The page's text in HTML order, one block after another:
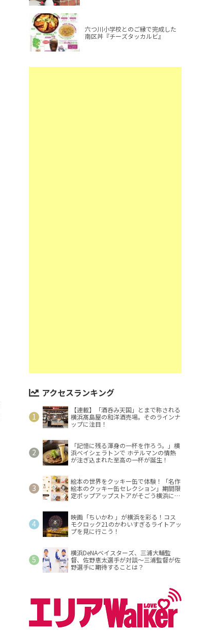
六つ川小学校とのご縁で完成した
南区丼『チーズタッカルビ』
アクセスランキング
【連載】「酒呑み天国」とまで称される
横浜髙島屋の和洋酒売場。そのラインナ
ップに注目！
「記憶に残る渾身の一杯を作ろう。」横
浜ベイシェラトンで ホテルマンの情熱
が注ぎ込まれた至高の一杯が誕生！
絵本の世界をクッキー缶で体験！「名作
絵本のクッキー缶セレクション」期間限
定ポップアップストアがそごう横浜に登
映画「ちいかわ 」が横浜を彩る！コス
モクロック21のかわいすぎるライトアッ
プを見に行こう！
横浜DeNAベイスターズ、三浦大輔監
督、佐野恵太選手が対談～三浦監督が佐
野選手に期待することは？